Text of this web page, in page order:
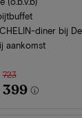
diner bij
aankomst
723
399